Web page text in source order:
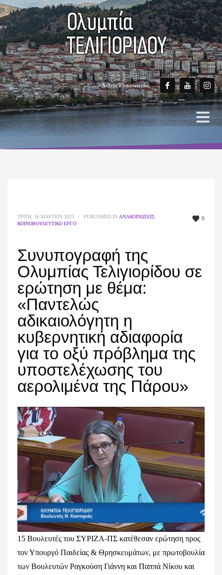
Δελτίο Επικοινωνίας
0
ΤΡΊΤΗ, 16 ΜΑΡΤΊΟΥ 2021 / PUBLISHED IN ΑΝΑΚΟΙΝΏΣΕΙΣ
ΚΟΙΝΟΒΟΥΛΕΥΤΙΚΌ ΈΡΓΟ
Συνυπογραφή της
Ολυμπίας Τελιγιορίδου σε
ερώτηση με θέμα:
«Παντελώς
αδικαιολόγητη η
κυβερνητική αδιαφορία
για το οξύ πρόβλημα της
υποστελέχωσης του
αερολιμένα της Πάρου»
15 Βουλευτές του ΣΥΡΙΖΑ-ΠΣ κατέθεσαν ερώτηση προς
τον Υπουργό Παιδείας & Θρησκευμάτων, με πρωτοβουλία
των Βουλευτών Ραγκούση Γιάννη και Παππά Νίκου και